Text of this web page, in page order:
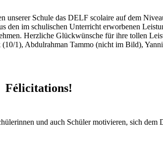
Schule das DELF scolaire auf dem
den im schulischen Unterricht erworbenen
Herzliche Glückwünsche für ihre tollen
1), Abdulrahman Tammo (nicht im Bild),
Félicitations!
und auch Schüler motivieren, sich dem